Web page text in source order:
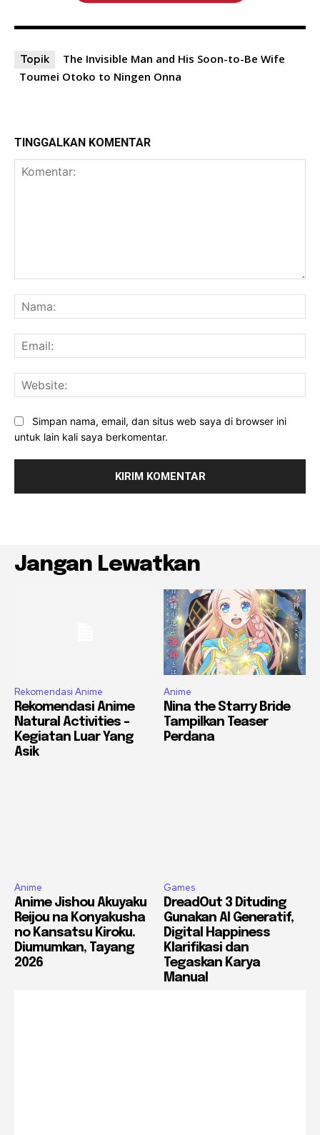
Topik
The Invisible Man and His Soon-to-Be Wife
Toumei Otoko to Ningen Onna
TINGGALKAN KOMENTAR
Simpan nama, email, dan situs web saya di browser ini
untuk lain kali saya berkomentar.
Jangan Lewatkan
Rekomendasi Anime
Rekomendasi Anime
Natural Activities –
Kegiatan Luar Yang
Asik
Anime
Nina the Starry Bride
Tampilkan Teaser
Perdana
Anime
Anime Jishou Akuyaku
Reijou na Konyakusha
no Kansatsu Kiroku.
Diumumkan, Tayang
2026
Games
DreadOut 3 Dituding
Gunakan AI Generatif,
Digital Happiness
Klarifikasi dan
Tegaskan Karya
Manual